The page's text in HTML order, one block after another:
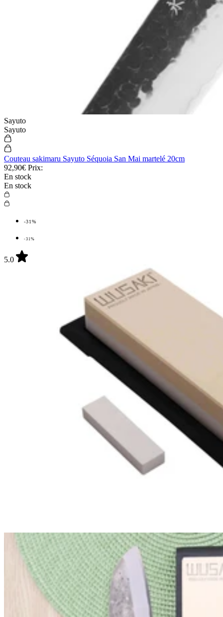
Sayuto
Sayuto
Couteau sakimaru Sayuto Séquoia San Mai martelé 20cm
92,90€ Prix:
En stock
En stock
-31%
-31%
5.0